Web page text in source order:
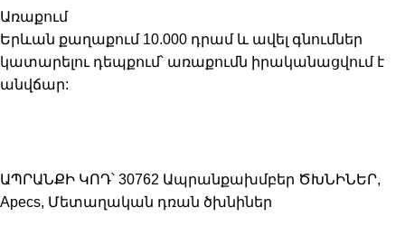
Առաքում
Երևան քաղաքում 10.000 դրամ և ավել գնումներ
կատարելու դեպքում՝ առաքումն իրականացվում է
անվճար:
ԱՊՐԱՆՔԻ ԿՈԴ՝ 30762 Ապրանքախմբեր ԾԽՆԻՆԵՐ,
Apecs, Մետաղական դռան ծխնիներ